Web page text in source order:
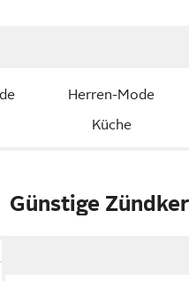
Herren-Mode
Küche
Günstige